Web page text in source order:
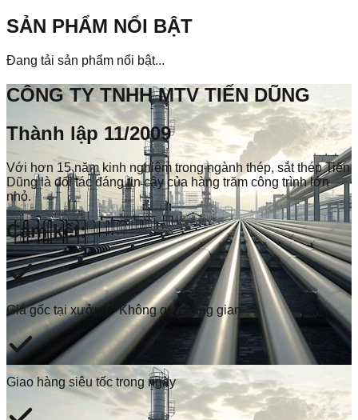
SẢN PHẨM NỔI BẬT
Đang tải sản phẩm nổi bật...
CÔNG TY TNHH MTV TIẾN DŨNG
Thành lập 11/2009
Với hơn 15 năm kinh nghiệm trong ngành thép, sắt thép Tiến
Dũng là đối tác đáng tin cậy của hàng trăm công trình lớn
nhỏ.
Cam kết:
Giá gốc tại xưởng - Không qua trung gian
Giao hàng siêu tốc trong ngày